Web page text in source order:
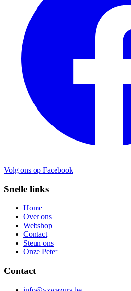
Volg ons op Facebook
Snelle links
Home
Over ons
Webshop
Contact
Steun ons
Onze Peter
Contact